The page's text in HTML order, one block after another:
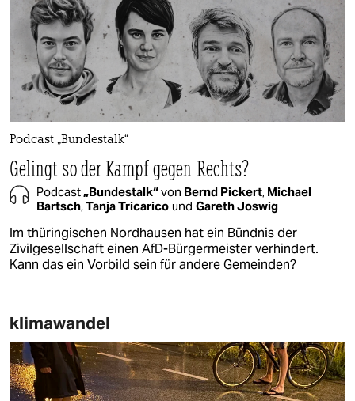
Podcast „Bundestalk“
Gelingt so der Kampf gegen Rechts?
Podcast„Bundestalk“von Bernd Pickert, Michael
Bartsch,Tanja Tricarico und Gareth Joswig
Im thüringischen Nordhausen hat ein Bündnis der
Zivilgesellschaft einen AfD-Bürgermeister verhindert.
Kann das ein Vorbild sein für andere Gemeinden?
klimawandel